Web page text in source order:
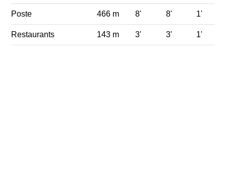
Poste 466 m 8' 8' 1'
Restaurants 143 m 3' 3' 1'